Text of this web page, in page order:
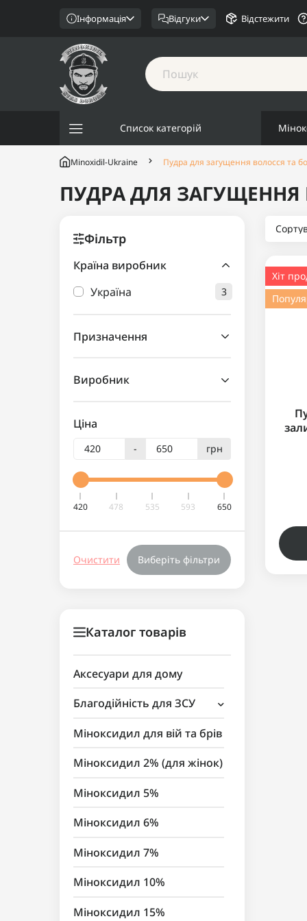
Інформація Відгуки Відстежити
Список категорій
Minoxidil-Ukraine Пудра для загущення волосся та
ПУДРА ДЛЯ
Фільтр
Країна виробник
Україна
3
Призначення
Виробник
Ціна
- грн
420 478 535 593 650
Очистити Виберіть фільтри
Каталог товарів
Аксесуари для дому
Благодійність для ЗСУ
Міноксидил для вій та брів
Міноксидил 2% (для жінок)
Міноксидил 5%
Міноксидил 6%
Міноксидил 7%
Міноксидил 10%
Міноксидил 15%
Хіт